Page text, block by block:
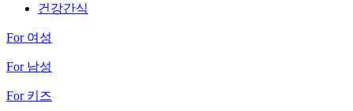
건강간식
For 여성
For 남성
For 키즈